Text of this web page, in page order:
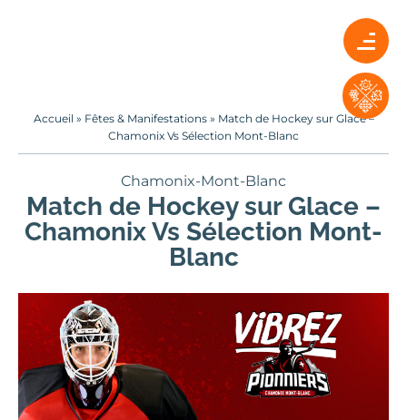
Accueil » Fêtes & Manifestations» Match de Hockey sur Glace –
Chamonix Vs Sélection Mont-Blanc
Chamonix-Mont-Blanc
Match de Hockey sur Glace –
Chamonix Vs Sélection Mont-
Blanc